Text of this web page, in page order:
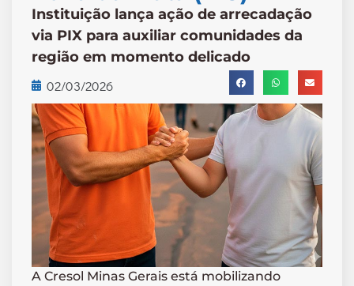
Instituição lança ação de arrecadação
via PIX para auxiliar comunidades da
região em momento delicado
02/03/2026
A Cresol Minas Gerais está mobilizando